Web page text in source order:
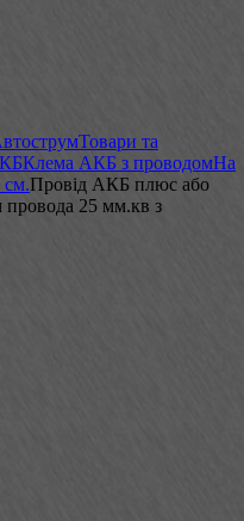
Товари та
Клема АКБ з проводомНа
см.Провід АКБ плюс або
провода 25 мм.кв з